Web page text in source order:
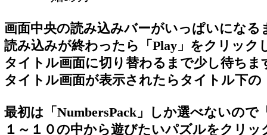
画面中央の読み込みバーがいっぱいになる
読み込みが終わったら「Play」をクリック
タイトル画面に切り替わるまで少し待ちま
タイトル画面が表示されたらタイトル下
最初は「NumbersPack」しか選べないので
１～１０の中から遊びたいパズルをクリ